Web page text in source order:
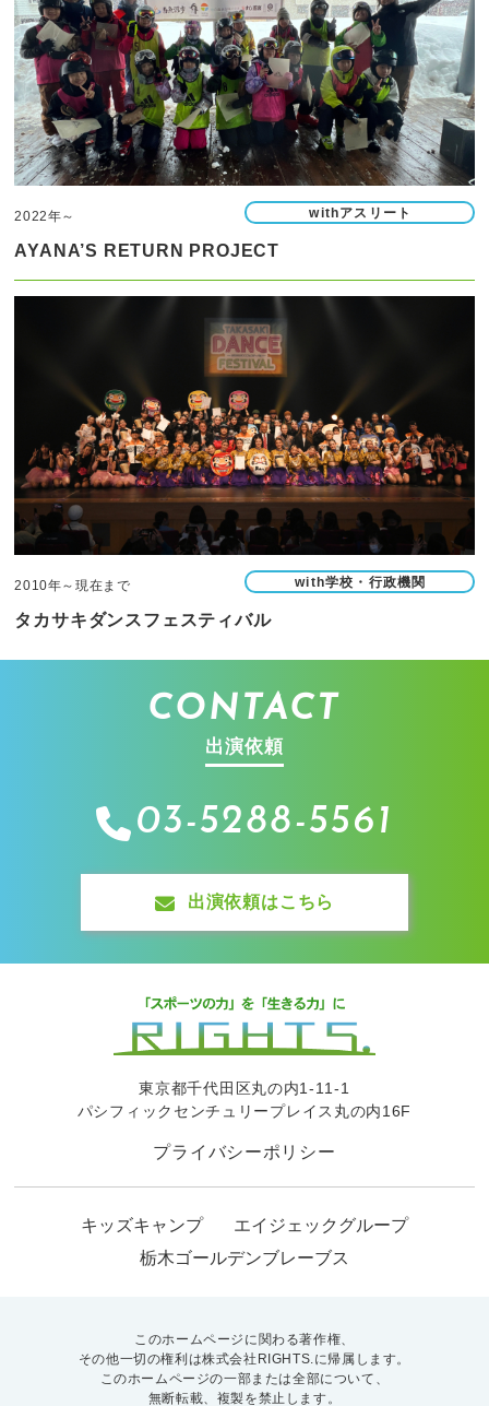
2022年～ withアスリート
AYANA’S RETURN PROJECT
2010年～現在まで with学校・行政機関
タカサキダンスフェスティバル
CONTACT
出演依頼
03-5288-5561
出演依頼はこちら
東京都千代田区丸の内1-11-1
パシフィックセンチュリープレイス丸の内16F
プライバシーポリシー
キッズキャンプ
エイジェックグループ
栃木ゴールデンブレーブス
このホームページに関わる著作権、
その他一切の権利は株式会社RIGHTS.に帰属します。
このホームページの一部または全部について、
無断転載、複製を禁止します。